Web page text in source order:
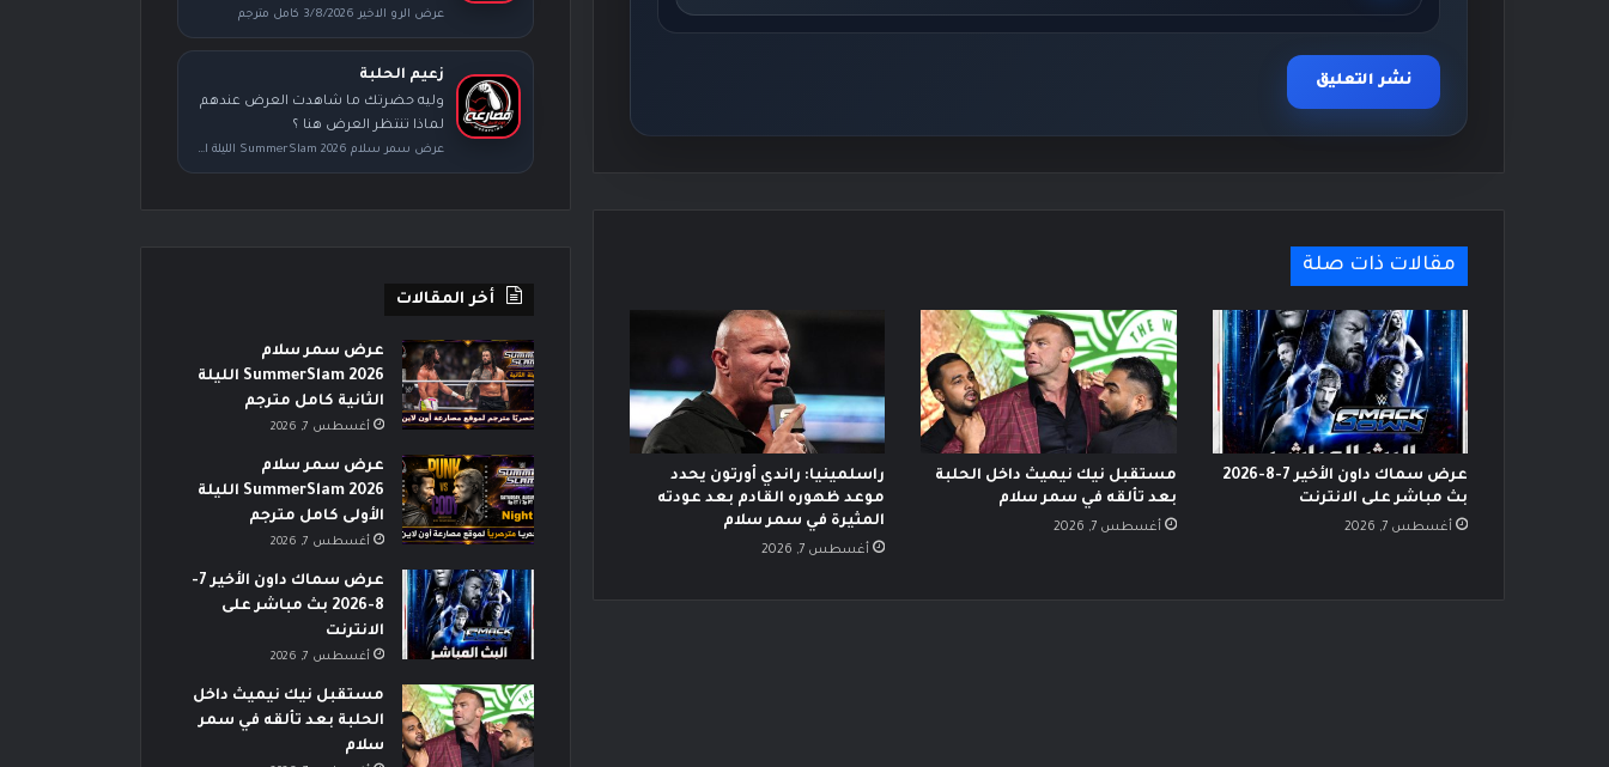
مقالات ذات صلة
عرض سماك داون الأخير 7-8-2026
بث مباشر على الانترنت
أغسطس 7, 2026
مستقبل نيك نيميث داخل الحلبة
بعد تألقه في سمر سلام
أغسطس 7, 2026
راسلمينيا: راندي أورتون يحدد
موعد ظهوره القادم بعد عودته
المثيرة في سمر سلام
أغسطس 7, 2026
عرض الرو الاخير 3/8/2026 كامل مترجم
زعيم الحلبة
وليه حضرتك ما شاهدت العرض عندهم
لماذا تنتظر العرض هنا ؟
عرض سمر سلام SummerSlam 2026 الليلة الأولى كامل مترجم
أخر المقالات
عرض سمر سلام
SummerSlam 2026 الليلة
الثانية كامل مترجم
أغسطس 7, 2026
عرض سمر سلام
SummerSlam 2026 الليلة
الأولى كامل مترجم
أغسطس 7, 2026
عرض سماك داون الأخير 7-
8-2026 بث مباشر على
الانترنت
أغسطس 7, 2026
مستقبل نيك نيميث داخل
الحلبة بعد تألقه في سمر
سلام